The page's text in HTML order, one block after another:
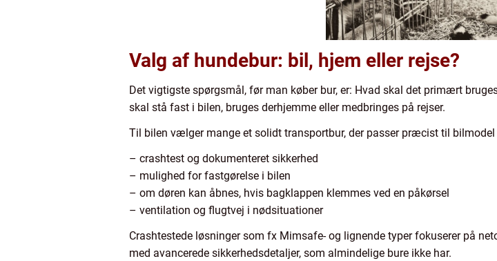
Valg af hundebur: bil, hjem eller rejse?
Det vigtigste spørgsmål, før man køber bur, er: Hvad skal det primært
skal stå fast i bilen, bruges derhjemme eller medbringes på rejser.
Til bilen vælger mange et solidt transportbur, der passer præcist til bilmodel
– crashtest og dokumenteret sikkerhed
– mulighed for fastgørelse i bilen
– om døren kan åbnes, hvis bagklappen klemmes ved en påkørsel
– ventilation og flugtvej i nødsituationer
Crashtestede løsninger som fx Mimsafe- og lignende typer fokuserer på
med avancerede sikkerhedsdetaljer, som almindelige bure ikke har.